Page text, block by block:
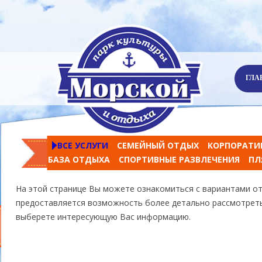
ВСЕ УСЛУГИ СЕМЕЙНЫЙ ОТДЫХ
БАЗА ОТДЫХА
СПОРТИВНЫЕ РАЗВЛЕЧЕНИЯ
На этой странице Вы можете ознакомиться с вариантами
предоставляется возможность более детально
выберете интересующую Вас информацию.